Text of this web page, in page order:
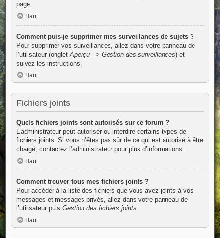
page.
Haut
Comment puis-je supprimer mes surveillances de sujets ?
Pour supprimer vos surveillances, allez dans votre panneau de
l’utilisateur (onglet Aperçu --> Gestion des surveillances) et
suivez les instructions.
Haut
Fichiers joints
Quels fichiers joints sont autorisés sur ce forum ?
L’administrateur peut autoriser ou interdire certains types de
fichiers joints. Si vous n’êtes pas sûr de ce qui est autorisé à être
chargé, contactez l’administrateur pour plus d’informations.
Haut
Comment trouver tous mes fichiers joints ?
Pour accéder à la liste des fichiers que vous avez joints à vos
messages et messages privés, allez dans votre panneau de
l’utilisateur puis Gestion des fichiers joints.
Haut